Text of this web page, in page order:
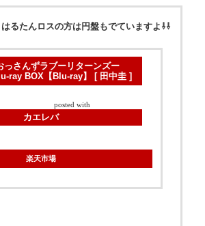
るたんロスの方は円盤もでていますよ⇩⇩
っさんずラブーリターンズー
ray BOX【Blu-ray】 [ 田中圭 ]
posted with
カエレバ
楽天市場